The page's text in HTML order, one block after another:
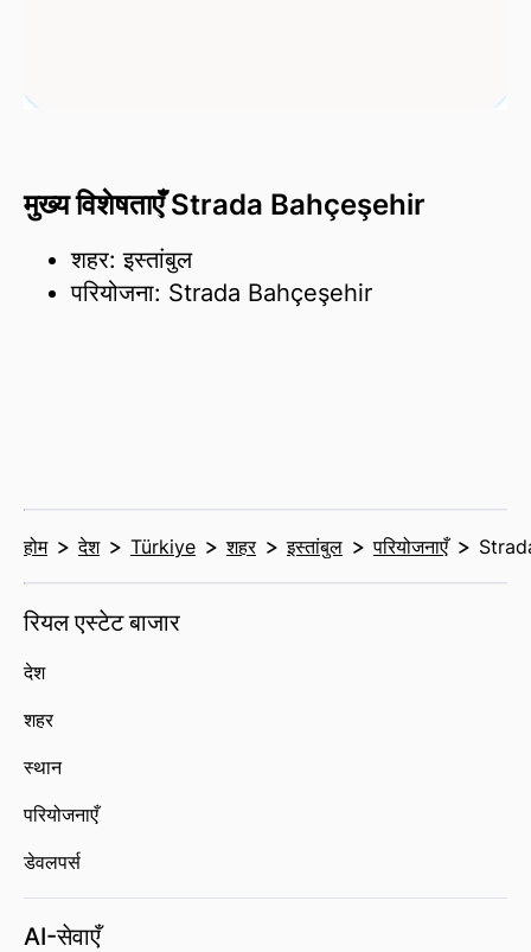
मुख्य विशेषताएँ Strada Bahçeşehir
शहर: इस्तांबुल
परियोजना: Strada Bahçeşehir
होम देश Türkiye शहर इस्तांबुल परियोजनाएँ
रियल एस्टेट बाजार
देश
शहर
स्थान
परियोजनाएँ
डेवलपर्स
AI-सेवाएँ